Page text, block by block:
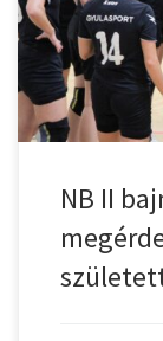
Szabó Kamilla 1,
Petri Ildikó 4 (2),
NB II